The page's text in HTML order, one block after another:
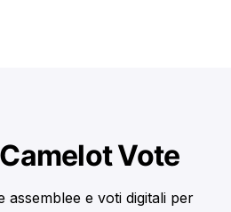
Vote
assemblee e voti digitali per